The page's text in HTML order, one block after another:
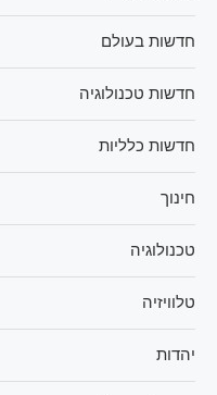
חדשות בעולם
חדשות טכנולוגיה
חדשות כלליות
חינוך
טכנולוגיה
טלוויזיה
יהדות